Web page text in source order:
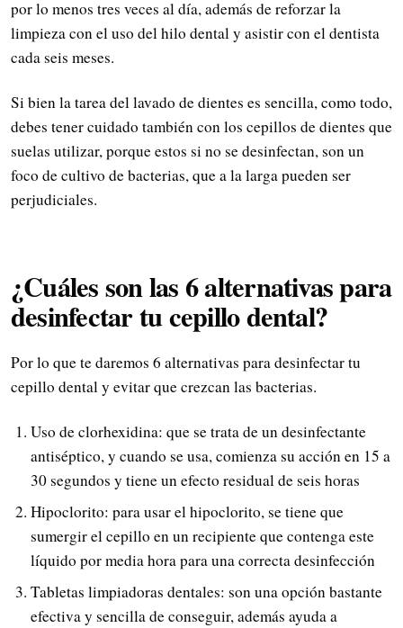
por lo menos tres veces al día, además de reforzar la
limpieza con el uso del hilo dental y asistir con el dentista
cada seis meses.
Si bien la tarea del lavado de dientes es sencilla, como todo,
debes tener cuidado también con los cepillos de dientes que
suelas utilizar, porque estos si no se desinfectan, son un
foco de cultivo de bacterias, que a la larga pueden ser
perjudiciales.
¿Cuáles son las 6 alternativas para
desinfectar tu cepillo dental?
Por lo que te daremos 6 alternativas para desinfectar tu
cepillo dental y evitar que crezcan las bacterias.
Uso de clorhexidina: que se trata de un desinfectante
antiséptico, y cuando se usa, comienza su acción en 15 a
30 segundos y tiene un efecto residual de seis horas
Hipoclorito: para usar el hipoclorito, se tiene que
sumergir el cepillo en un recipiente que contenga este
líquido por media hora para una correcta desinfección
Tabletas limpiadoras dentales: son una opción bastante
efectiva y sencilla de conseguir, además ayuda a